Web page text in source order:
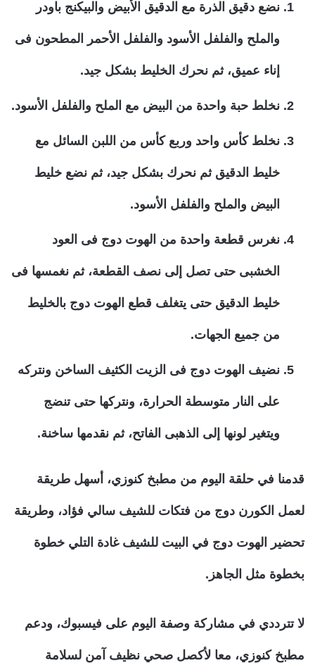
نضع دقيق الذرة مع الدقيق الأبيض والبيكنج باودر
والملح والفلفل الأسود والفلفل الأحمر المطحون فى
إناء عميق، ثم نحرك الخليط بشكل جيد.
نخلط حبة واحدة من البيض مع الملح والفلفل الأسود.
نخلط كأس واحد وربع كأس من اللبن السائل مع
خليط الدقيق ثم نحرك بشكل جيد، ثم نضع خليط
البيض والملح والفلفل الأسود.
نغرس قطعة واحدة من الهوت دوج فى العود
الخشبى حتى تصل إلى نصف القطعة، ثم نغمسها فى
خليط الدقيق حتى يتغلف قطع الهوت دوج بالخليط
من جميع الجهات.
نضيف الهوت دوج فى الزيت الكثيف الساخن ونتركه
على النار متوسطة الحرارة، ونتركها حتى تنضج
ويتغير لونها إلى الذهبى الفاتح، ثم نقدمها ساخنة.
قدمنا في حلقة اليوم من مطبخ كنوزي، أسهل طريقة
لعمل الكورن دوج من فتكات للشيف سالي فؤاد، وطريقة
تحضير الهوت دوج في البيت للشيف غادة التلي خطوة
بخطوة مثل الجاهز.
لا تترددي في مشاركة وصفة اليوم على فيسبوك، ودعم
مطبخ كنوزي، معا لأكصل صحي نظيف آمن لسلامة